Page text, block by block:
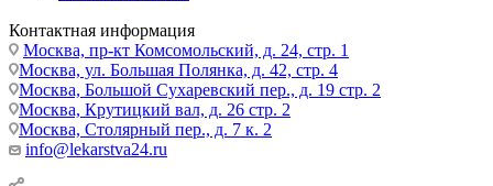
Контактная информация
Москва, пр-кт Комсомольский, д. 24, стр. 1
Москва, ул. Большая Полянка, д. 42, стр. 4
Москва, Большой Сухаревский пер., д. 19 стр. 2
Москва, Крутицкий вал, д. 26 стр. 2
Москва, Столярный пер., д. 7 к. 2
info@lekarstva24.ru